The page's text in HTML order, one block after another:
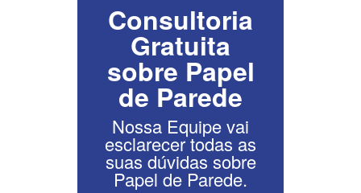
Consultoria
Gratuita
sobre Papel
de Parede
Nossa Equipe vai
esclarecer todas as
suas dúvidas sobre
Papel de Parede.